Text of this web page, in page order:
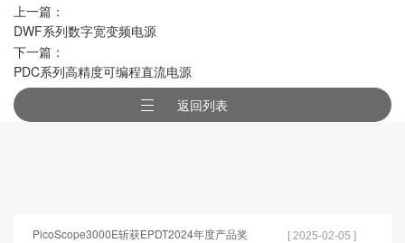
上一篇：
DWF系列数字宽变频电源
下一篇：
PDC系列高精度可编程直流电源
返回列表
PicoScope3000E斩获EPDT2024年度产品奖 [ 2025-02-05 ]